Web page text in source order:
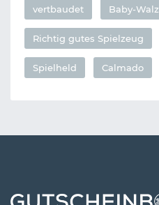
vertbaudet Baby-Walz
Richtig gutes Spielzeug
Spielheld Calmado